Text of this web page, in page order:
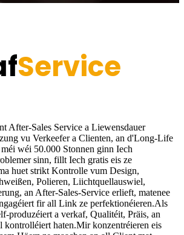
Service
After-Sales Service a Liewensdauer
vu Verkeefer a Clienten, an d'Long-Life
wéi 50.000 Stonnen ginn Iech
sinn, fillt Iech gratis eis ze
huet strikt Kontrolle vum Design,
Polieren, Liichtquellauswiel,
an After-Sales-Service erlieft, matenee
fir all Link ze perfektionéieren.Als
produzéiert a verkaf, Qualitéit, Präis, an
haten.Mir konzentréieren eis